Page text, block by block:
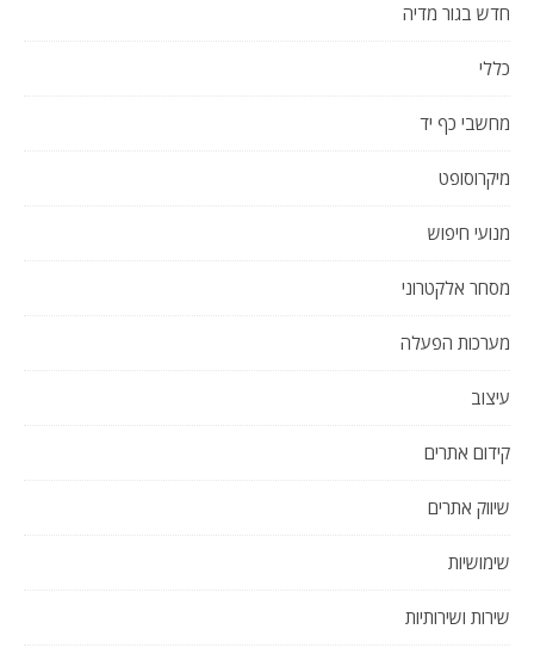
חדש בגור מדיה
כללי
מחשבי כף יד
מיקרוסופט
מנועי חיפוש
מסחר אלקטרוני
מערכות הפעלה
עיצוב
קידום אתרים
שיווק אתרים
שימושיות
שירות ושירותיות